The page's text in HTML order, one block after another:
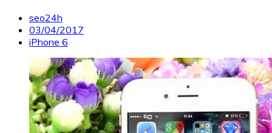
seo24h
03/04/2017
iPhone 6